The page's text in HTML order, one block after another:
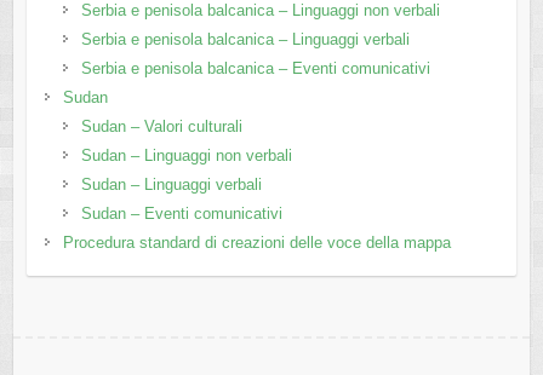
Serbia e penisola balcanica – Linguaggi non verbali
Serbia e penisola balcanica – Linguaggi verbali
Serbia e penisola balcanica – Eventi comunicativi
Sudan
Sudan – Valori culturali
Sudan – Linguaggi non verbali
Sudan – Linguaggi verbali
Sudan – Eventi comunicativi
Procedura standard di creazioni delle voce della mappa